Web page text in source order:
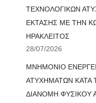
ΤΕΧΝΟΛΟΓΙΚΩΝ
ΕΚΤΑΣΗΣ ΜΕ ΤΗΝ
ΗΡΑΚΛΕΙΤΟΣ
28/07/2026
ΜΝΗΜΟΝΙΟ
ΑΤΥΧΗΜΑΤΩΝ ΚΑΤΑ
ΔΙΑΝΟΜΗ ΦΥΣΙΚΟΥ